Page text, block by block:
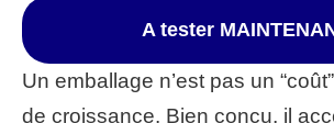
A tester
Un emballage n’est pas un
de croissance. Bien conçu, il